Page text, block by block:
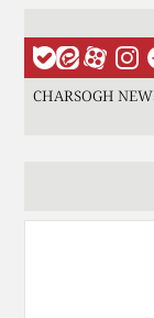
CHARSOGH